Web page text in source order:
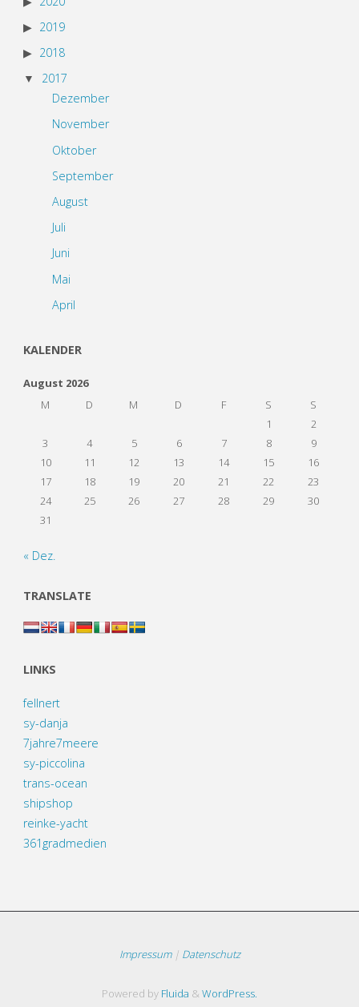
2019
2018
2017
Dezember
November
Oktober
September
August
Juli
Juni
Mai
April
KALENDER
August 2026
M
D M D F S
S
1
2
3
4 5 6 7 8
9
10
11 12 13 14 15
16
17
18 19 20 21 22
23
24
25 26 27 28 29
30
31
« Dez.
TRANSLATE
LINKS
fellnert
sy-danja
7jahre7meere
sy-piccolina
trans-ocean
shipshop
reinke-yacht
361gradmedien
Impressum| Datenschutz
Powered by Fluida & WordPress.